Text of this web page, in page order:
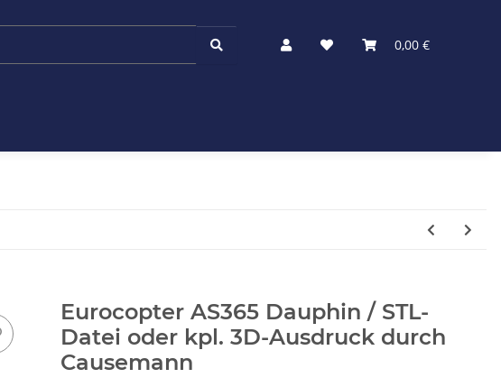
0,00 €
Eurocopter AS365 Dauphin / STL-
Datei oder kpl. 3D-Ausdruck durch
Causemann